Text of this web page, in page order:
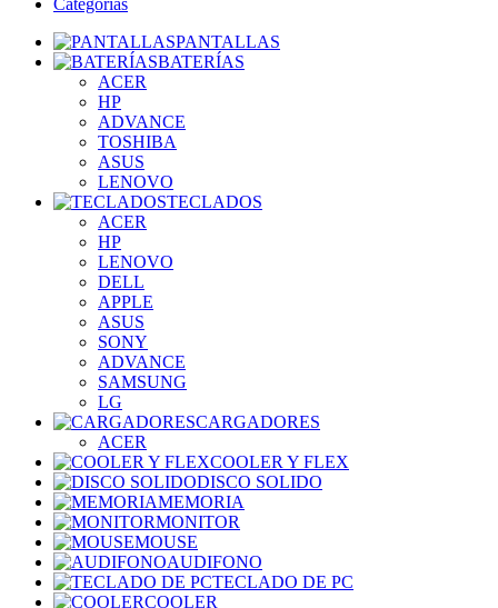
Categorías
PANTALLAS
BATERÍAS
ACER
HP
ADVANCE
TOSHIBA
ASUS
LENOVO
TECLADOS
ACER
HP
LENOVO
DELL
APPLE
ASUS
SONY
ADVANCE
SAMSUNG
LG
CARGADORES
ACER
COOLER Y FLEX
DISCO SOLIDO
MEMORIA
MONITOR
MOUSE
AUDIFONO
TECLADO DE PC
COOLER